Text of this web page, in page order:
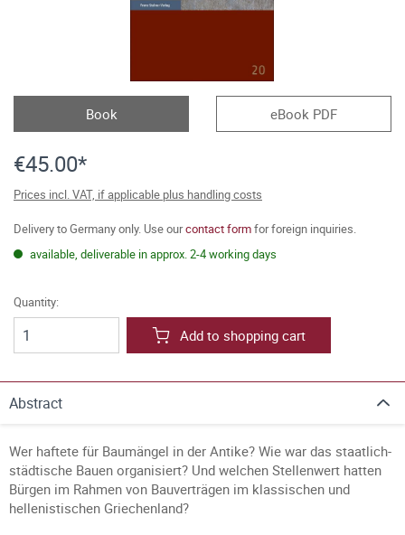
Book eBook PDF
€45.00*
Prices incl. VAT, if applicable plus handling costs
Delivery to Germany only. Use ourcontact formfor foreign inquiries.
available, deliverable in approx. 2-4 working days
Quantity:
Add to shopping cart
Abstract
Wer haftete für Baumängel in der Antike? Wie war das staatlich-
städtische Bauen organisiert? Und welchen Stellenwert hatten
Bürgen im Rahmen von Bauverträgen im klassischen und
hellenistischen Griechenland?